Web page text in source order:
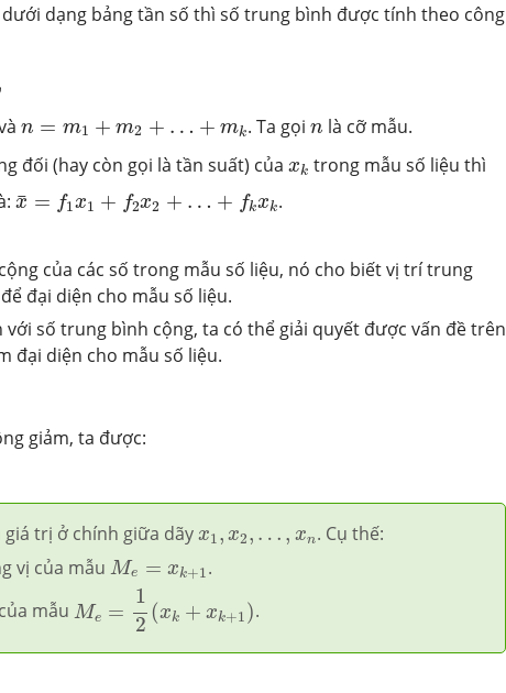
dạng bảng tần số thì số trung bình được tính theo công
n = m1 + m2 + … + mk
n =m1+ m 2+… + . Ta gọin
n là cỡ mẫu.
đối (hay còn gọi là tần suất) của xk
xk trong mẫu số liệu thì
¯
x = f1x1 + f2x2 + … + fkxk
x 1 x1 f x2+ + k
.
của các số trong mẫu số liệu, nó cho biết vị trí trung
đại diện cho mẫu số liệu.
với số trung bình cộng, ta có thể giải quyết được vấn đề trên
đại diện cho mẫu số liệu.
giảm, ta được:
giá trị ở chính giữa dãy x1, x2, … , xn
x1 x2 … x n
. Cụ thế:
vị của mẫuMe = xk+1
Me k+
.
mẫu Me =
1
2
(xk + xk+1)
2( k
.